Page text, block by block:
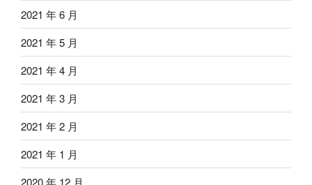
2021 年 6 月
2021 年 5 月
2021 年 4 月
2021 年 3 月
2021 年 2 月
2021 年 1 月
2020 年 12 月